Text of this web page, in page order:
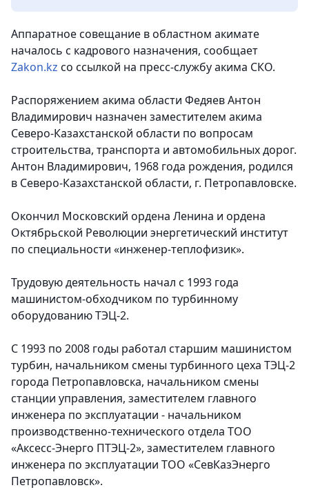
Аппаратное совещание в областном акимате
началось с кадрового назначения, сообщает
Zakon.kz со ссылкой на пресс-службу акима СКО.
Распоряжением акима области Федяев Антон
Владимирович назначен заместителем акима
Северо-Казахстанской области по вопросам
строительства, транспорта и автомобильных дорог.
Антон Владимирович, 1968 года рождения, родился
в Северо-Казахстанской области, г. Петропавловске.
Окончил Московский ордена Ленина и ордена
Октябрьской Революции энергетический институт
по специальности «инженер-теплофизик».
Трудовую деятельность начал с 1993 года
машинистом-обходчиком по турбинному
оборудованию ТЭЦ-2.
С 1993 по 2008 годы работал старшим машинистом
турбин, начальником смены турбинного цеха ТЭЦ-2
города Петропавловска, начальником смены
станции управления, заместителем главного
инженера по эксплуатации - начальником
производственно-технического отдела ТОО
«Аксесс-Энерго ПТЭЦ-2», заместителем главного
инженера по эксплуатации ТОО «СевКазЭнерго
Петропавловск».